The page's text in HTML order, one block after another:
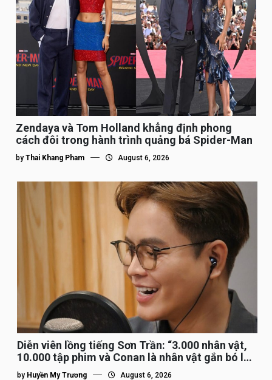
Zendaya và Tom Holland khẳng định phong
cách đôi trong hành trình quảng bá Spider-Man
by Thai Khang Pham August 6, 2026
Diễn viên lồng tiếng Sơn Trần: “3.000 nhân vật,
10.000 tập phim và Conan là nhân vật gắn bó lâu
nhất”
by Huyền My Trương August 6, 2026